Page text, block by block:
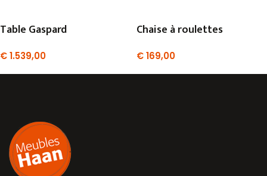
Table Gaspard
€1.539,00
Chaise à roulettes
€169,00